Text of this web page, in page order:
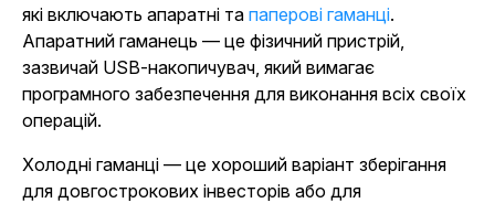
які включають апаратні та паперові гаманці.
Апаратний гаманець — це фізичний пристрій,
зазвичай USB-накопичувач, який вимагає
програмного забезпечення для виконання всіх своїх
операцій.
Холодні гаманці — це хороший варіант зберігання
для довгострокових інвесторів або для